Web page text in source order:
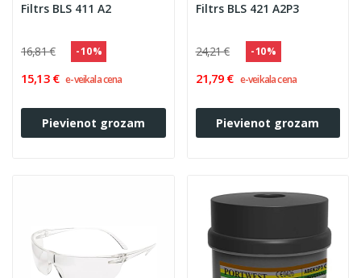
Filtrs BLS 411 A2
16,81 € - 10 %
15,13 € e-veikala cena
Pievienot grozam
Filtrs BLS 421 A2P3
24,21 € - 10 %
21,79 € e-veikala cena
Pievienot grozam